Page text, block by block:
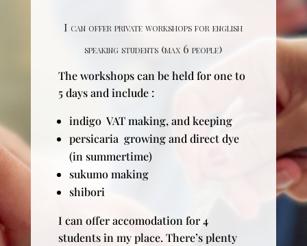
I can offer private workshops for english
speaking students (max 6 people)
The workshops can be held for one to
5 days and include :
indigo VAT making, and keeping
persicaria growing and direct dye
(in summertime)
sukumo making
shibori
I can offer accomodation for 4
students in my place. There’s plenty